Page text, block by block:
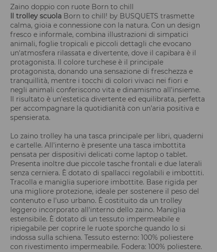
Zaino doppio con ruote Born to chill
Il trolley scuola Born to chill! by BUSQUETS trasmette
calma, gioia e connessione con la natura. Con un design
fresco e informale, combina illustrazioni di simpatici
animali, foglie tropicali e piccoli dettagli che evocano
un'atmosfera rilassata e divertente, dove il capibara è il
protagonista. Il colore turchese è il principale
protagonista, donando una sensazione di freschezza e
tranquillità, mentre i tocchi di colori vivaci nei fiori e
negli animali conferiscono vita e dinamismo all'insieme.
Il risultato è un'estetica divertente ed equilibrata, perfetta
per accompagnare la quotidianità con un'aria positiva e
spensierata.
Lo zaino trolley ha una tasca principale per libri, quaderni
e cartelle. All'interno è presente una tasca imbottita
pensata per dispositivi delicati come laptop o tablet.
Presenta inoltre due piccole tasche frontali e due laterali
senza cerniera. È dotato di spallacci regolabili e imbottiti.
Tracolla e maniglia superiore imbottite. Base rigida per
una migliore protezione, ideale per sostenere il peso del
contenuto e l'uso urbano. È costituito da un trolley
leggero incorporato all'interno dello zaino. Maniglia
estensibile. È dotato di un tessuto impermeabile e
ripiegabile per coprire le ruote sporche quando lo si
indossa sulla schiena. Tessuto esterno: 100% poliestere
con rivestimento impermeabile. Fodera: 100% poliestere.